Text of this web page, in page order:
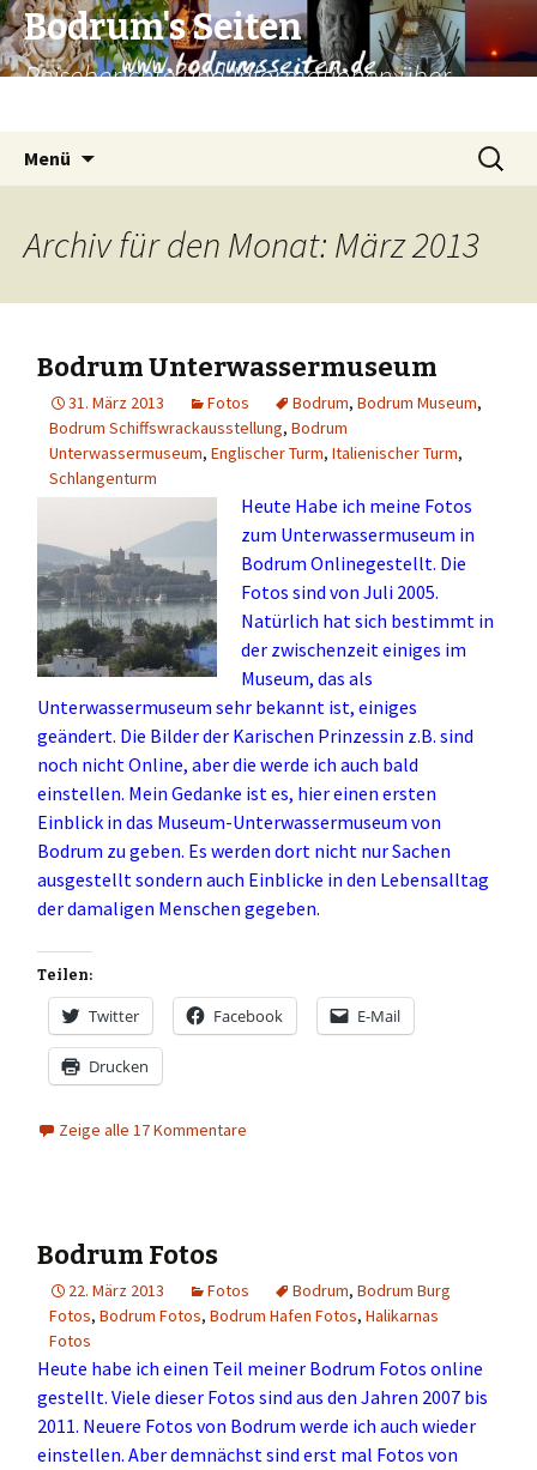
Bodrum's Seiten
Reiseberichte und Informationen über
Menü
Suchen
nach:
Archiv für den Monat: März 2013
Bodrum Unterwassermuseum
31. März 2013 Fotos Bodrum, Bodrum Museum,
Bodrum Schiffswrackausstellung, Bodrum
Unterwassermuseum, Englischer Turm, Italienischer Turm,
Schlangenturm
Heute Habe ich meine Fotos
zum Unterwassermuseum in
Bodrum Onlinegestellt. Die
Fotos sind von Juli 2005.
Natürlich hat sich bestimmt in
der zwischenzeit einiges im
Museum, das als
Unterwassermuseum sehr bekannt ist, einiges
geändert. Die Bilder der Karischen Prinzessin z.B. sind
noch nicht Online, aber die werde ich auch bald
einstellen. Mein Gedanke ist es, hier einen ersten
Einblick in das Museum-Unterwassermuseum von
Bodrum zu geben. Es werden dort nicht nur Sachen
ausgestellt sondern auch Einblicke in den Lebensalltag
der damaligen Menschen gegeben.
Teilen:
Twitter Facebook E-Mail
Drucken
Zeige alle 17 Kommentare
Bodrum Fotos
22. März 2013 Fotos Bodrum, Bodrum Burg
Fotos, Bodrum Fotos, Bodrum Hafen Fotos, Halikarnas
Fotos
Heute habe ich einen Teil meiner Bodrum Fotos online
gestellt. Viele dieser Fotos sind aus den Jahren 2007 bis
2011. Neuere Fotos von Bodrum werde ich auch wieder
einstellen. Aber demnächst sind erst mal Fotos von